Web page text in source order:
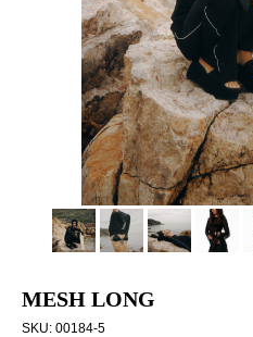
MESH LONG
SKU: 00184-5